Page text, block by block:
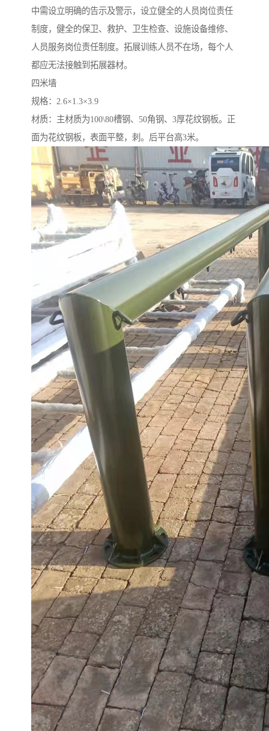
中需设立明确的告示及警示，设立健全的人员岗位责任
制度，健全的保卫、救护、卫生检查、设施设备维修、
人员服务岗位责任制度。拓展训练人员不在场，每个人
都应无法接触到拓展器材。
四米墙
规格：2.6×1.3×3.9
材质：主材质为100\80槽钢、50角钢、3厚花纹钢板。正
面为花纹钢板，表面平整，刺。后平台高3米。